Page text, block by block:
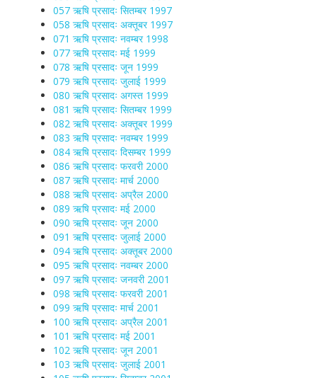
057 ऋषि प्रसादः सितम्बर 1997
058 ऋषि प्रसादः अक्तूबर 1997
071 ऋषि प्रसादः नवम्बर 1998
077 ऋषि प्रसादः मई 1999
078 ऋषि प्रसादः जून 1999
079 ऋषि प्रसादः जुलाई 1999
080 ऋषि प्रसादः अगस्त 1999
081 ऋषि प्रसादः सितम्बर 1999
082 ऋषि प्रसादः अक्तूबर 1999
083 ऋषि प्रसादः नवम्बर 1999
084 ऋषि प्रसादः दिसम्बर 1999
086 ऋषि प्रसादः फरवरी 2000
087 ऋषि प्रसादः मार्च 2000
088 ऋषि प्रसादः अप्रैल 2000
089 ऋषि प्रसादः मई 2000
090 ऋषि प्रसादः जून 2000
091 ऋषि प्रसादः जुलाई 2000
094 ऋषि प्रसादः अक्तूबर 2000
095 ऋषि प्रसादः नवम्बर 2000
097 ऋषि प्रसादः जनवरी 2001
098 ऋषि प्रसादः फरवरी 2001
099 ऋषि प्रसादः मार्च 2001
100 ऋषि प्रसादः अप्रैल 2001
101 ऋषि प्रसादः मई 2001
102 ऋषि प्रसादः जून 2001
103 ऋषि प्रसादः जुलाई 2001